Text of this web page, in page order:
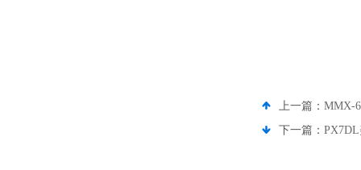
上一篇： MMX-
下一篇：